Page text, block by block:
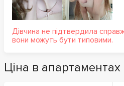
Дівчина не підтвердила
вони можуть бути типовими.
Ціна в апартаментах